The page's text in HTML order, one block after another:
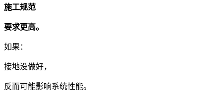
施工规范
要求更高。
如果：
接地没做好，
反而可能影响系统性能。